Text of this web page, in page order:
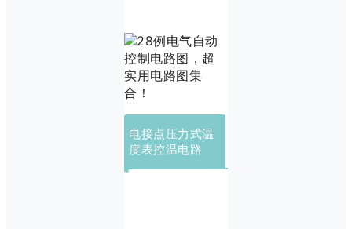
电接点压力式温
度表控温电路